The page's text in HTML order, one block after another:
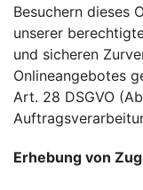
Besuchern dieses
unserer
und sicheren
Onlineangebotes
Art. 28 DSGVO
Erhebung von